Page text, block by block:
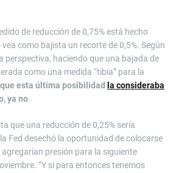
de reducción de 0,75% está hecho
como bajista un recorte de 0,5%. Según
perspectiva, haciendo que una bajada de
como una medida “tibia” para la
esta última posibilidad
la consideraba
ya no.
que una reducción de 0,25% sería
Fed desechó la oportunidad de colocarse
presión para la siguiente
“Y si para entonces tenemos